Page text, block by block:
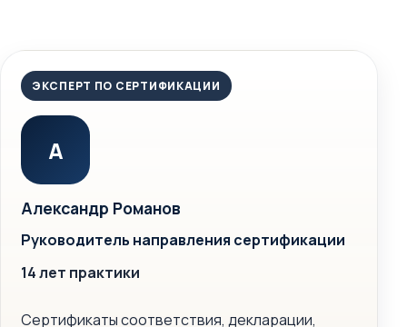
ЭКСПЕРТ ПО СЕРТИФИКАЦИИ
А
Александр Романов
Руководитель направления сертификации
14 лет практики
Сертификаты соответствия, декларации,